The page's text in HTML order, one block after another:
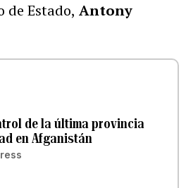
de Estado, Antony
de la última provincia
en Afganistán